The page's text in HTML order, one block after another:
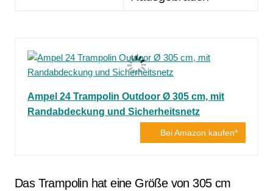
Ampel 24 Trampolin Outdoor Ø 305 cm, mit
Randabdeckung und Sicherheitsnetz
Bei Amazon kaufen*
Das Trampolin hat eine Größe von 305 cm